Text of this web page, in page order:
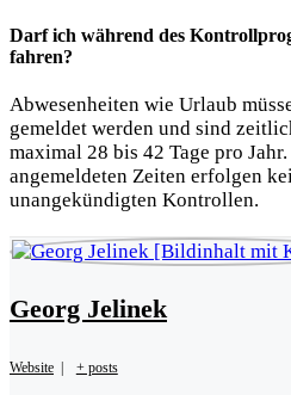
Darf ich während des
fahren?
Abwesenheiten wie Urlaub
gemeldet werden und sind
maximal 28 bis 42 Tage pro
angemeldeten Zeiten erfolgen
unangekündigten Kontrollen.
Georg Jelinek
Website | + posts